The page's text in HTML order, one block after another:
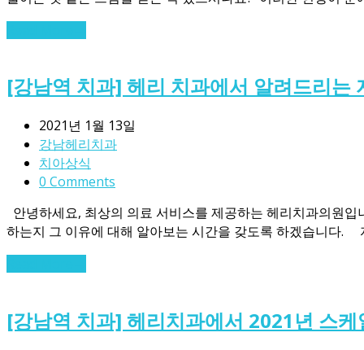
[강남역 치과] 헤리 치과에서 알려드리는
2021년 1월 13일
강남헤리치과
치아상식
0 Comments
안녕하세요, 최상의 의료 서비스를 제공하는 헤리치과의원
하는지 그 이유에 대해 알아보는 시간을 갖도록 하겠습니다.
[강남역 치과] 헤리치과에서 2021년 스